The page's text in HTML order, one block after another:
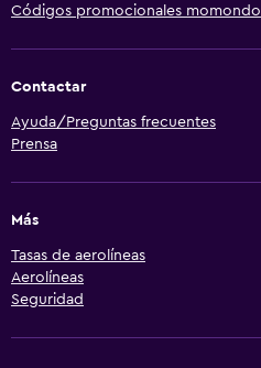
Códigos promocionales momondo
Contactar
Ayuda/Preguntas frecuentes
Prensa
Más
Tasas de aerolíneas
Aerolíneas
Seguridad